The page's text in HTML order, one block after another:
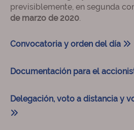
previsiblemente, en segunda
de marzo de 2020.
Convocatoria y orden del día
Documentación para el
Delegación, voto a distancia y